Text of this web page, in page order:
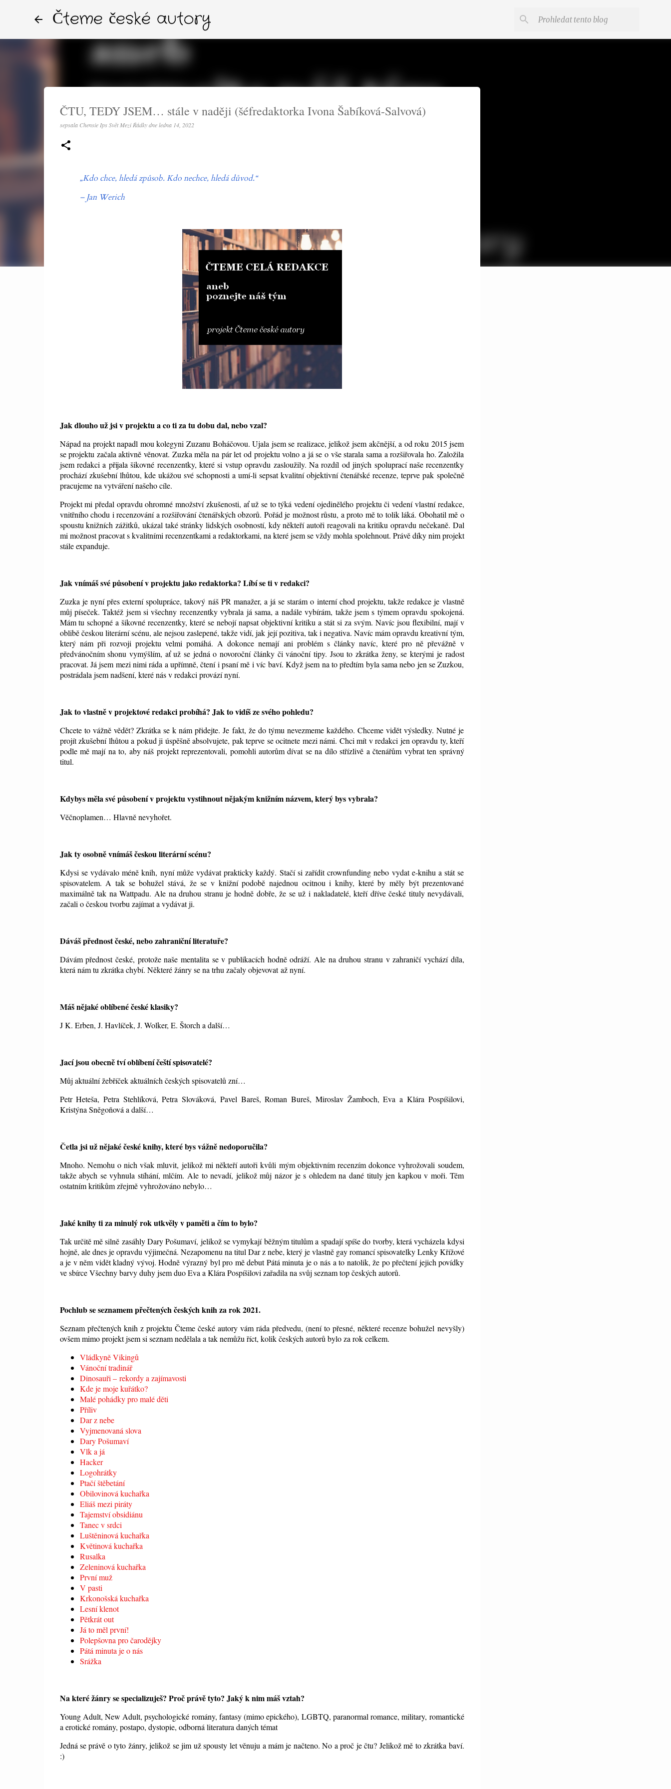
Čteme české autory
ČTU, TEDY JSEM… stále v naději (šéfredaktorka Ivona Šabíková-Salvová)
sepsala Chensie Ips Svět Mezi Řádky dneledna 14, 2022
„Kdo chce, hledá způsob. Kdo nechce, hledá důvod.“
– Jan Werich
Jak dlouho už jsi v projektu a co ti za tu dobu dal, nebo vzal?
Nápad na projekt napadl mou kolegyni Zuzanu Boháčovou. Ujala jsem se realizace, jelikož jsem akčnější, a od roku 2015 jsem
se projektu začala aktivně věnovat. Zuzka měla na pár let od projektu volno a já se o vše starala sama a rozšiřovala ho. Založila
jsem redakci a přijala šikovné recenzentky, které si vstup opravdu zasloužily. Na rozdíl od jiných spoluprací naše recenzentky
prochází zkušební lhůtou, kde ukážou své schopnosti a umí-li sepsat kvalitní objektivní čtenářské recenze, teprve pak společně
pracujeme na vytváření našeho cíle.
Projekt mi předal opravdu ohromné množství zkušenosti, ať už se to týká vedení ojedinělého projektu či vedení vlastní redakce,
vnitřního chodu i recenzování a rozšiřování čtenářských obzorů. Pořád je možnost růstu, a proto mě to tolik láká. Obohatil mě o
spoustu knižních zážitků, ukázal také stránky lidských osobností, kdy někteří autoři reagovali na kritiku opravdu nečekaně. Dal
mi možnost pracovat s kvalitními recenzentkami a redaktorkami, na které jsem se vždy mohla spolehnout. Právě díky nim projekt
stále expanduje.
Jak vnímáš své působení v projektu jako redaktorka? Líbí se ti v redakci?
Zuzka je nyní přes externí spolupráce, takový náš PR manažer, a já se starám o interní chod projektu, takže redakce je vlastně
můj píseček. Taktéž jsem si všechny recenzentky vybrala já sama, a nadále vybírám, takže jsem s týmem opravdu spokojená.
Mám tu schopné a šikovné recenzentky, které se nebojí napsat objektivní kritiku a stát si za svým. Navíc jsou flexibilní, mají v
oblibě českou literární scénu, ale nejsou zaslepené, takže vidí, jak její pozitiva, tak i negativa. Navíc mám opravdu kreativní tým,
který nám při rozvoji projektu velmi pomáhá. A dokonce nemají ani problém s články navíc, které pro ně převážně v
předvánočním shonu vymýšlím, ať už se jedná o novoroční články či vánoční tipy. Jsou to zkrátka ženy, se kterými je radost
pracovat. Já jsem mezi nimi ráda a upřímně, čtení i psaní mě i víc baví. Když jsem na to předtím byla sama nebo jen se Zuzkou,
postrádala jsem nadšení, které nás v redakci provází nyní.
Jak to vlastně v projektové redakci probíhá? Jak to vidíš ze svého pohledu?
Chcete to vážně vědět? Zkrátka se k nám přidejte. Je fakt, že do týmu nevezmeme každého. Chceme vidět výsledky. Nutné je
projít zkušební lhůtou a pokud ji úspěšně absolvujete, pak teprve se ocitnete mezi námi. Chci mít v redakci jen opravdu ty, kteří
podle mě mají na to, aby náš projekt reprezentovali, pomohli autorům dívat se na dílo střízlivě a čtenářům vybrat ten správný
titul.
Kdybys měla své působení v projektu vystihnout nějakým knižním názvem, který bys vybrala?
Věčnoplamen… Hlavně nevyhořet.
Jak ty osobně vnímáš českou literární scénu?
Kdysi se vydávalo méně knih, nyní může vydávat prakticky každý. Stačí si zařídit crownfunding nebo vydat e-knihu a stát se
spisovatelem. A tak se bohužel stává, že se v knižní podobě najednou ocitnou i knihy, které by měly být prezentované
maximálně tak na Wattpadu. Ale na druhou stranu je hodně dobře, že se už i nakladatelé, kteří dříve české tituly nevydávali,
začali o českou tvorbu zajímat a vydávat ji.
Dáváš přednost české, nebo zahraniční literatuře?
Dávám přednost české, protože naše mentalita se v publikacích hodně odráží. Ale na druhou stranu v zahraničí vychází díla,
která nám tu zkrátka chybí. Některé žánry se na trhu začaly objevovat až nyní.
Máš nějaké oblíbené české klasiky?
J K. Erben, J. Havlíček, J. Wolker, E. Štorch a další…
Jací jsou obecně tví oblíbení čeští spisovatelé?
Můj aktuální žebříček aktuálních českých spisovatelů zní…
Petr Heteša, Petra Stehlíková, Petra Slováková, Pavel Bareš, Roman Bureš, Miroslav Žamboch, Eva a Klára Pospíšilovi,
Kristýna Sněgoňová a další…
Četla jsi už nějaké české knihy, které bys vážně nedoporučila?
Mnoho. Nemohu o nich však mluvit, jelikož mi někteří autoři kvůli mým objektivním recenzím dokonce vyhrožovali soudem,
takže abych se vyhnula stíhání, mlčím. Ale to nevadí, jelikož můj názor je s ohledem na dané tituly jen kapkou v moři. Těm
ostatním kritikům zřejmě vyhrožováno nebylo…
Jaké knihy ti za minulý rok utkvěly v paměti a čím to bylo?
Tak určitě mě silně zasáhly Dary Pošumaví, jelikož se vymykají běžným titulům a spadají spíše do tvorby, která vycházela kdysi
hojně, ale dnes je opravdu výjimečná. Nezapomenu na titul Dar z nebe, který je vlastně gay romancí spisovatelky Lenky Křížové
a je v něm vidět kladný vývoj. Hodně výrazný byl pro mě debut Pátá minuta je o nás a to natolik, že po přečtení jejich povídky
ve sbírce Všechny barvy duhy jsem duo Eva a Klára Pospíšilovi zařadila na svůj seznam top českých autorů.
Pochlub se seznamem přečtených českých knih za rok 2021.
Seznam přečtených knih z projektu Čteme české autory vám ráda předvedu, (není to přesné, některé recenze bohužel nevyšly)
ovšem mimo projekt jsem si seznam nedělala a tak nemůžu říct, kolik českých autorů bylo za rok celkem.
Vládkyně Vikingů
Vánoční tradinář
Dinosauři – rekordy a zajímavosti
Kde je moje kuřátko?
Malé pohádky pro malé děti
Příliv
Dar z nebe
Vyjmenovaná slova
Dary Pošumaví
Vlk a já
Hacker
Logohrátky
Ptačí štěbetání
Obilovinová kuchařka
Eliáš mezi piráty
Tajemství obsidiánu
Tanec v srdci
Luštěninová kuchařka
Květinová kuchařka
Rusalka
Zeleninová kuchařka
První muž
V pasti
Krkonošská kuchařka
Lesní klenot
Pětkrát out
Já to měl první!
Polepšovna pro čarodějky
Pátá minuta je o nás
Srážka
Na které žánry se specializuješ? Proč právě tyto? Jaký k nim máš vztah?
Young Adult, New Adult, psychologické romány, fantasy (mimo epického), LGBTQ, paranormal romance, military, romantické
a erotické romány, postapo, dystopie, odborná literatura daných témat
Jedná se právě o tyto žánry, jelikož se jim už spousty let věnuju a mám je načteno. No a proč je čtu? Jelikož mě to zkrátka baví.
:)